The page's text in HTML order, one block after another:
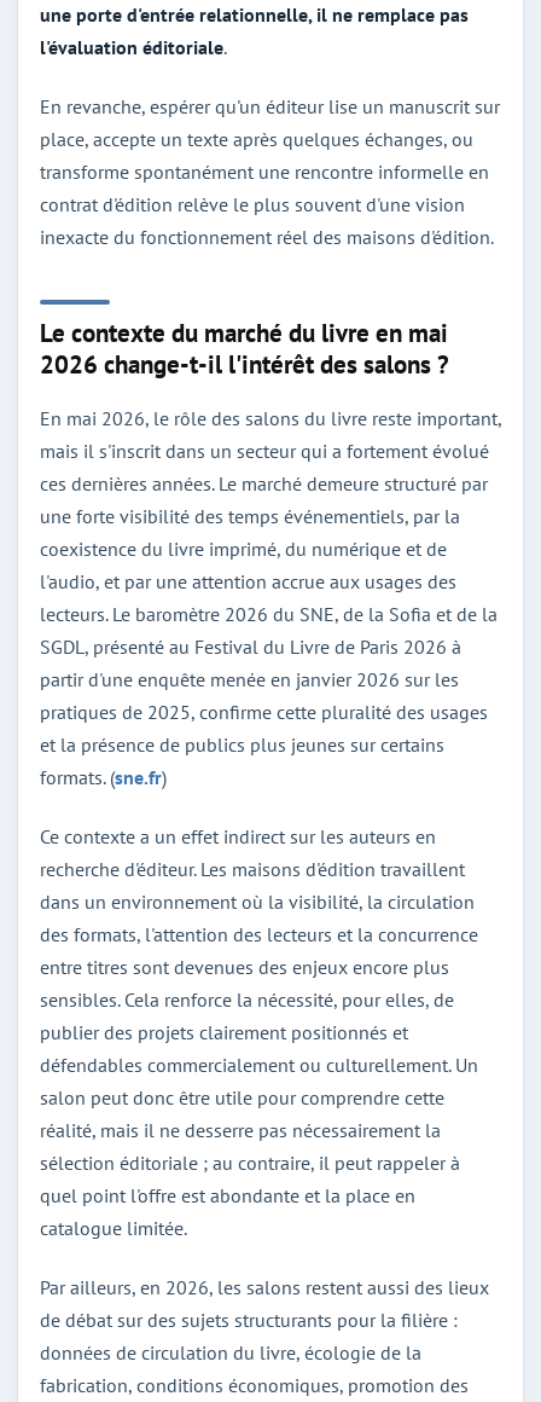
une porte d'entrée relationnelle, il ne remplace pas
l'évaluation éditoriale.
En revanche, espérer qu'un éditeur lise un manuscrit sur
place, accepte un texte après quelques échanges, ou
transforme spontanément une rencontre informelle en
contrat d'édition relève le plus souvent d'une vision
inexacte du fonctionnement réel des maisons d'édition.
Le contexte du marché du livre en mai
2026 change-t-il l'intérêt des salons ?
En mai 2026, le rôle des salons du livre reste important,
mais il s'inscrit dans un secteur qui a fortement évolué
ces dernières années. Le marché demeure structuré par
une forte visibilité des temps événementiels, par la
coexistence du livre imprimé, du numérique et de
l'audio, et par une attention accrue aux usages des
lecteurs. Le baromètre 2026 du SNE, de la Sofia et de la
SGDL, présenté au Festival du Livre de Paris 2026 à
partir d'une enquête menée en janvier 2026 sur les
pratiques de 2025, confirme cette pluralité des usages
et la présence de publics plus jeunes sur certains
formats. (sne.fr)
Ce contexte a un effet indirect sur les auteurs en
recherche d'éditeur. Les maisons d'édition travaillent
dans un environnement où la visibilité, la circulation
des formats, l'attention des lecteurs et la concurrence
entre titres sont devenues des enjeux encore plus
sensibles. Cela renforce la nécessité, pour elles, de
publier des projets clairement positionnés et
défendables commercialement ou culturellement. Un
salon peut donc être utile pour comprendre cette
réalité, mais il ne desserre pas nécessairement la
sélection éditoriale ; au contraire, il peut rappeler à
quel point l'offre est abondante et la place en
catalogue limitée.
Par ailleurs, en 2026, les salons restent aussi des lieux
de débat sur des sujets structurants pour la filière :
données de circulation du livre, écologie de la
fabrication, conditions économiques, promotion des